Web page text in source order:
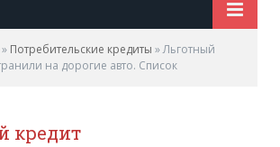
» Потребительские кредиты »Льготный
на дорогие авто. Список
кредит